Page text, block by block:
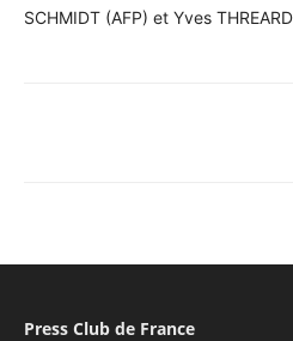
SCHMIDT (AFP) et Yves
Press Club de France